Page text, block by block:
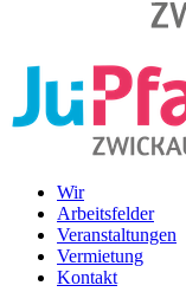
Wir
Arbeitsfelder
Veranstaltungen
Vermietung
Kontakt